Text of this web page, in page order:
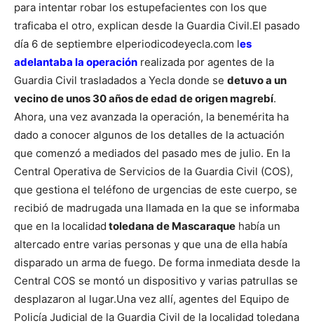
para intentar robar los estupefacientes con los que
traficaba el otro, explican desde la Guardia Civil.El pasado
día 6 de septiembre elperiodicodeyecla.com les
adelantaba la operación realizada por agentes de la
Guardia Civil trasladados a Yecla donde se detuvo a un
vecino de unos 30 años de edad de origen magrebí.
Ahora, una vez avanzada la operación, la benemérita ha
dado a conocer algunos de los detalles de la actuación
que comenzó a mediados del pasado mes de julio. En la
Central Operativa de Servicios de la Guardia Civil (COS),
que gestiona el teléfono de urgencias de este cuerpo, se
recibió de madrugada una llamada en la que se informaba
que en la localidad toledana de Mascaraque había un
altercado entre varias personas y que una de ella había
disparado un arma de fuego. De forma inmediata desde la
Central COS se montó un dispositivo y varias patrullas se
desplazaron al lugar.Una vez allí, agentes del Equipo de
Policía Judicial de la Guardia Civil de la localidad toledana